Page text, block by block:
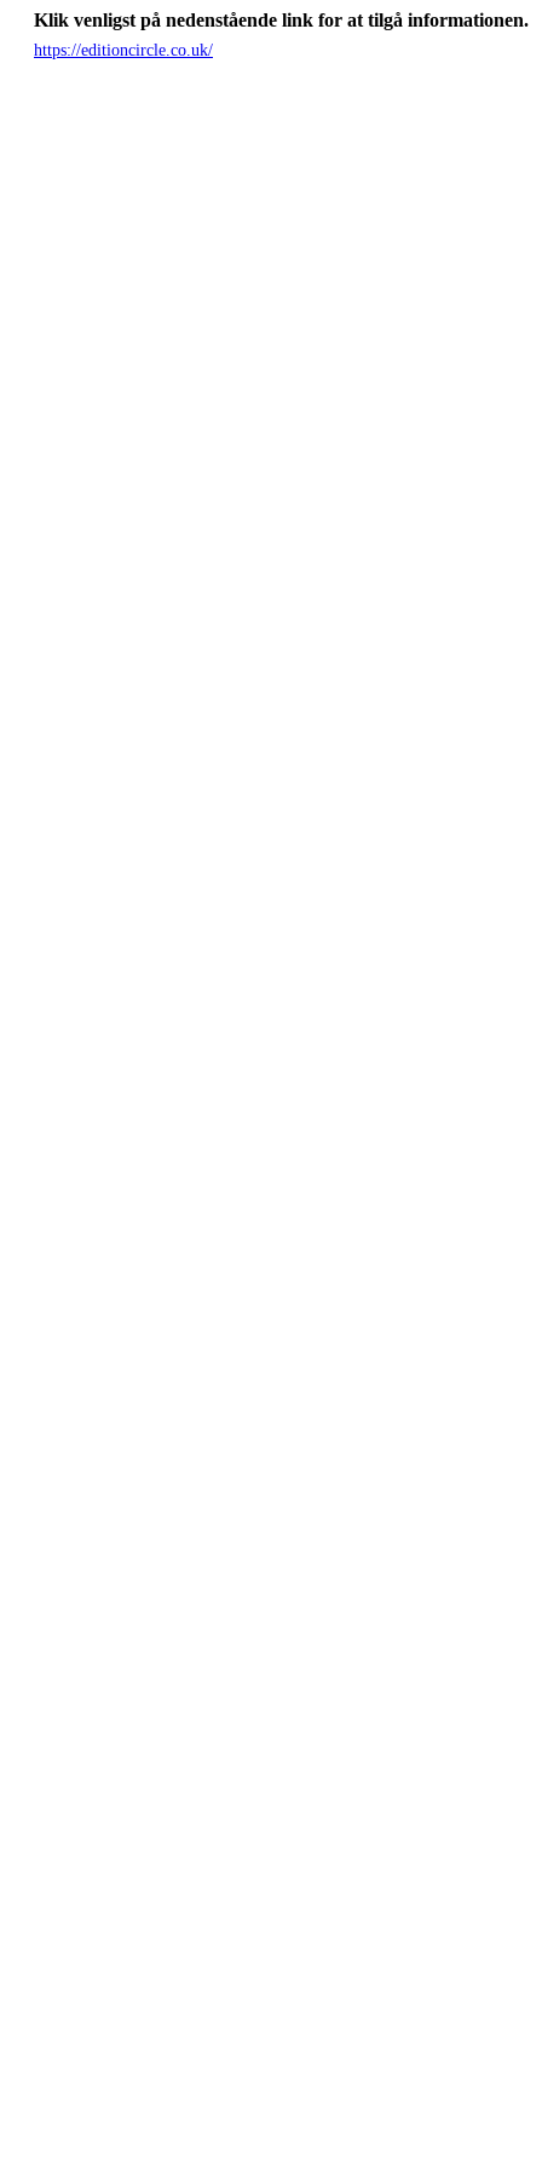
Klik venligst på nedenstående link for at tilgå informationen.
https://editioncircle.co.uk/